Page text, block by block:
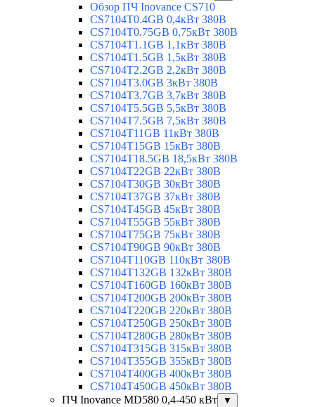
Обзор ПЧ Inovance CS710
CS7104T0.4GB 0,4кВт 380В
CS7104T0.75GB 0,75кВт 380В
CS7104T1.1GB 1,1кВт 380В
CS7104T1.5GB 1,5кВт 380В
CS7104T2.2GB 2,2кВт 380В
CS7104T3.0GB 3кВт 380В
CS7104T3.7GB 3,7кВт 380В
CS7104T5.5GB 5,5кВт 380В
CS7104T7.5GB 7,5кВт 380В
CS7104T11GB 11кВт 380В
CS7104T15GB 15кВт 380В
CS7104T18.5GB 18,5кВт 380В
CS7104T22GB 22кВт 380В
CS7104T30GB 30кВт 380В
CS7104T37GB 37кВт 380В
CS7104T45GB 45кВт 380В
CS7104T55GB 55кВт 380В
CS7104T75GB 75кВт 380В
CS7104T90GB 90кВт 380В
CS7104T110GB 110кВт 380В
CS7104T132GB 132кВт 380В
CS7104T160GB 160кВт 380В
CS7104T200GB 200кВт 380В
CS7104T220GB 220кВт 380В
CS7104T250GB 250кВт 380В
CS7104T280GB 280кВт 380В
CS7104T315GB 315кВт 380В
CS7104T355GB 355кВт 380В
CS7104T400GB 400кВт 380В
CS7104T450GB 450кВт 380В
ПЧ Inovance MD580 0,4-450 кВт
▼